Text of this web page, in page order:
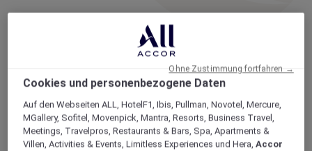
Cookies und personenbezogene Daten
Auf den Webseiten ALL, HotelF1, Ibis, Pullman, Novotel, Mercure,
MGallery, Sofitel, Movenpick, Mantra, Resorts, Business Travel,
Meetings, Travelpros, Restaurants & Bars, Spa, Apartments &
Villen, Activities & Events, Limitless Experiences und Hera,Accor
Ohne Zustimmung fortfahren →